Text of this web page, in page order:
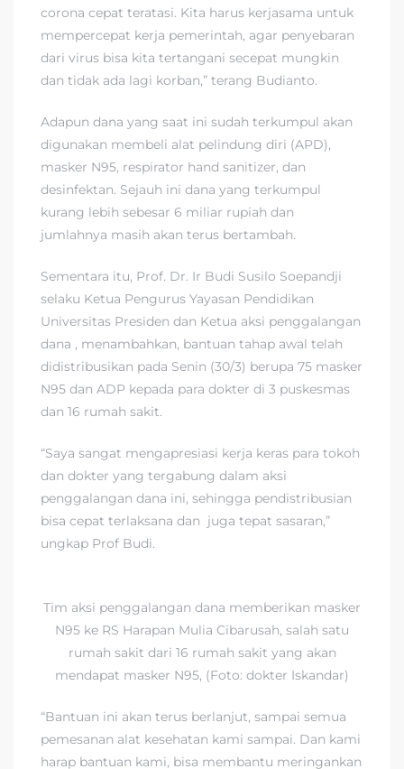
corona cepat teratasi. Kita harus kerjasama untuk
mempercepat kerja pemerintah, agar penyebaran
dari virus bisa kita tertangani secepat mungkin
dan tidak ada lagi korban,” terang Budianto.
Adapun dana yang saat ini sudah terkumpul akan
digunakan membeli alat pelindung diri (APD),
masker N95, respirator hand sanitizer, dan
desinfektan. Sejauh ini dana yang terkumpul
kurang lebih sebesar 6 miliar rupiah dan
jumlahnya masih akan terus bertambah.
Sementara itu, Prof. Dr. Ir Budi Susilo Soepandji
selaku Ketua Pengurus Yayasan Pendidikan
Universitas Presiden dan Ketua aksi penggalangan
dana , menambahkan, bantuan tahap awal telah
didistribusikan pada Senin (30/3) berupa 75 masker
N95 dan ADP kepada para dokter di 3 puskesmas
dan 16 rumah sakit.
“Saya sangat mengapresiasi kerja keras para tokoh
dan dokter yang tergabung dalam aksi
penggalangan dana ini, sehingga pendistribusian
bisa cepat terlaksana dan juga tepat sasaran,”
ungkap Prof Budi.
Tim aksi penggalangan dana memberikan masker
N95 ke RS Harapan Mulia Cibarusah, salah satu
rumah sakit dari 16 rumah sakit yang akan
mendapat masker N95, (Foto: dokter Iskandar)
“Bantuan ini akan terus berlanjut, sampai semua
pemesanan alat kesehatan kami sampai. Dan kami
harap bantuan kami, bisa membantu meringankan